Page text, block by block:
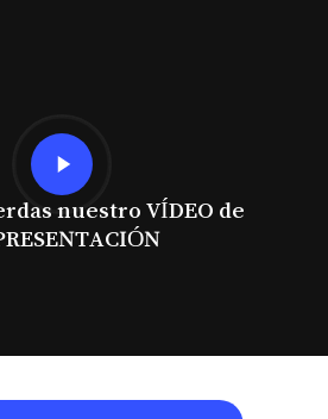
Play
Video
nuestro VÍDEO de